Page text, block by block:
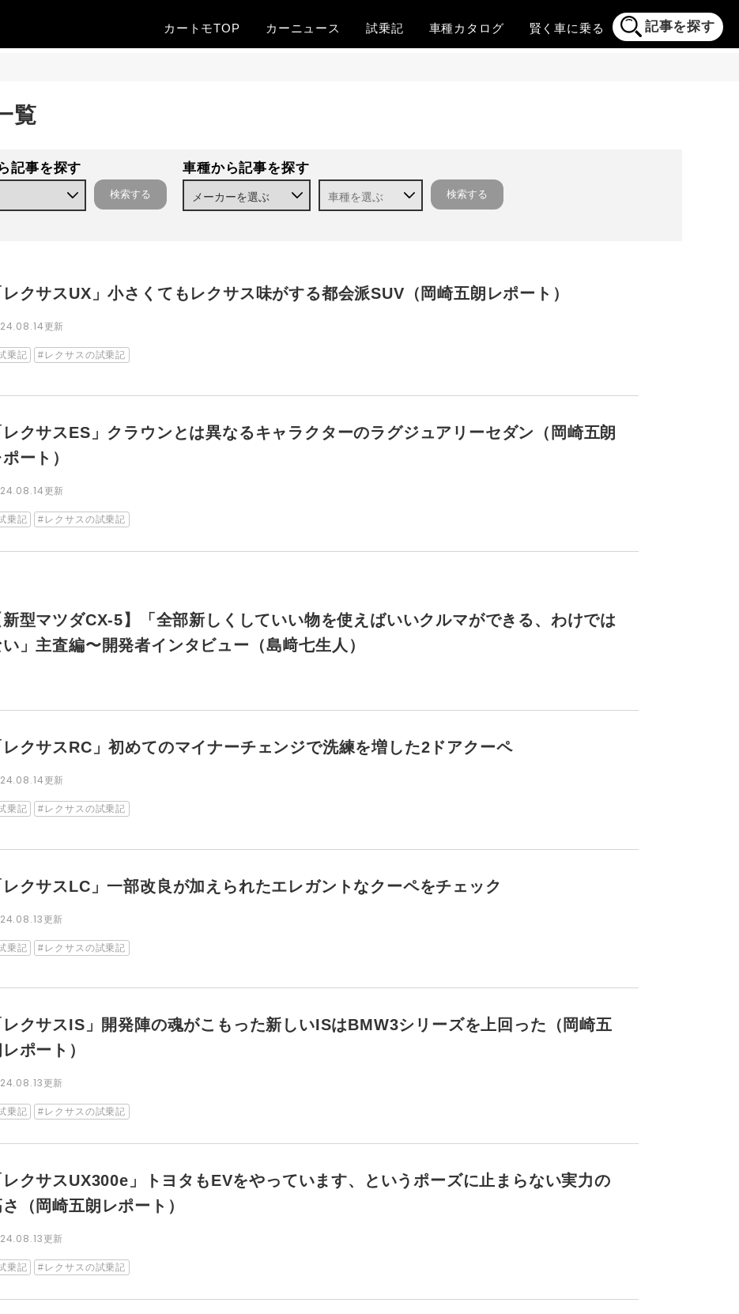
カートモTOP カーニュース 試乗記 車種カタログ 賢く車に乗る 記事を探す
覧
記事を探す 車種から記事を探す
レクサスUX」小さくてもレクサス味がする都会派SUV（岡崎五朗レポート）
更新
乗記 レクサスの試乗記
レクサスES」クラウンとは異なるキャラクターのラグジュアリーセダン（岡崎五朗
ポート）
更新
乗記 レクサスの試乗記
新型マツダCX-5】「全部新しくしていい物を使えばいいクルマができる、わけでは
い」主査編〜開発者インタビュー（島﨑七生人）
レクサスRC」初めてのマイナーチェンジで洗練を増した2ドアクーペ
更新
乗記 レクサスの試乗記
レクサスLC」一部改良が加えられたエレガントなクーペをチェック
更新
乗記 レクサスの試乗記
レクサスIS」開発陣の魂がこもった新しいISはBMW3シリーズを上回った（岡崎五
レポート）
更新
乗記 レクサスの試乗記
レクサスUX300e」トヨタもEVをやっています、というポーズに止まらない実力の
（岡崎五朗レポート）
更新
乗記 レクサスの試乗記